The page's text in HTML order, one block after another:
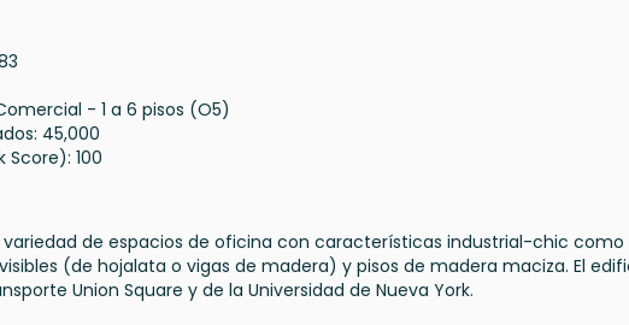
- 1 a 6 pisos (O5)
45,000
100
de espacios de oficina con características industrial-chic como
(de hojalata o vigas de madera) y pisos de madera maciza. El
Union Square y de la Universidad de Nueva York.